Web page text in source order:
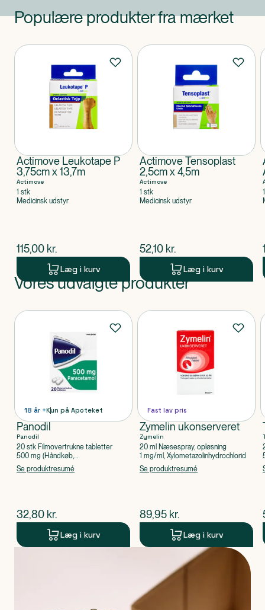
Populære produkter fra mærket
Produkter
Actimove Leukotape P
3,75cm x 13,7m
Actimove
1 stk
Medicinsk udstyr
$nuværende pris
115,00 kr.
Læg i kurv
Actimove Tensoplast
2,5cm x 4,5m
Actimove
1 stk
Medicinsk udstyr
$nuværende pris
52,10 kr.
Læg i kurv
Produkt 1 af 0
Vores udvalgte produkter
Produkter
18 år +Kun på Apoteket
Panodil
Panodil
20 stk Filmovertrukne tabletter
500 mg (Håndkøb,
apoteksforbeholdt), Paracetamol
Se produktresumé
$nuværende pris
32,80 kr.
Læg i kurv
Fast lav pris
Zymelin ukonserveret
Zymelin
20 ml Næsespray, opløsning
1 mg/ml, Xylometazolinhydrochlorid
Se produktresumé
$nuværende pris
89,95 kr.
Læg i kurv